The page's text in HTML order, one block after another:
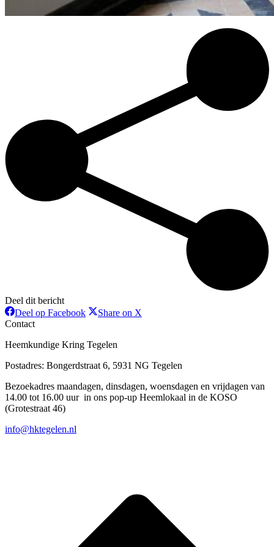
Deel dit bericht
Deel op FacebookDeelShare on X
Contact
Heemkundige Kring Tegelen
Postadres: Bongerdstraat 6, 5931 NG Tegelen
Bezoekadres maandagen, dinsdagen, woensdagen en vrijdagen van
14.00 tot 16.00 uur in ons pop-up Heemlokaal in de KOSO
(Grotestraat 46)
info@hktegelen.nl